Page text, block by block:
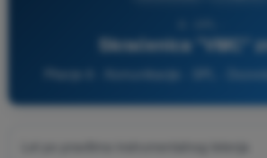
Skraćenica "VMC"